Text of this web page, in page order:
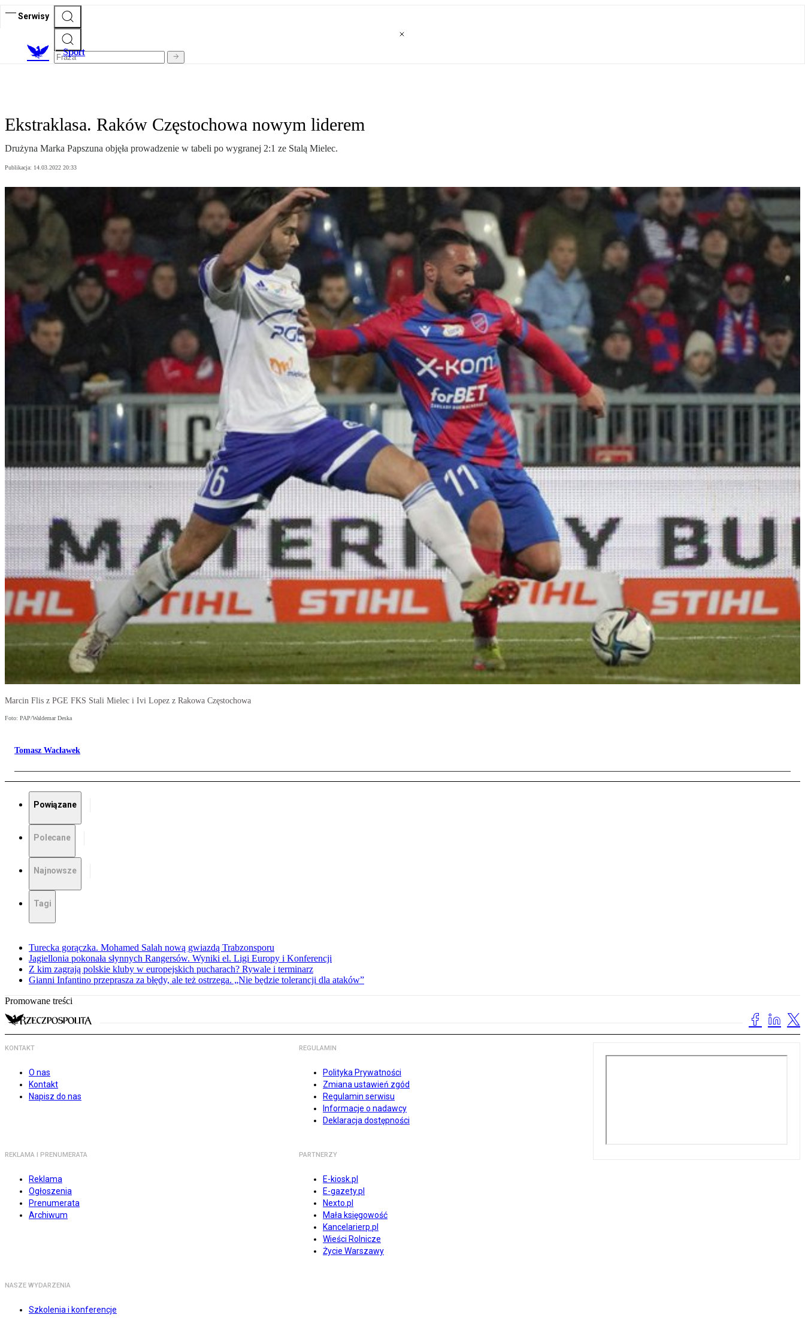
Serwisy
Sport
Ekstraklasa. Raków Częstochowa nowym liderem
Drużyna Marka Papszuna objęła prowadzenie w tabeli po wygranej 2:1 ze Stalą Mielec.
Publikacja: 14.03.2022 20:33
Marcin Flis z PGE FKS Stali Mielec i Ivi Lopez z Rakowa Częstochowa
Foto: PAP/Waldemar Deska
Tomasz Wacławek
Powiązane
Polecane
Najnowsze
Tagi
Turecka gorączka. Mohamed Salah nową gwiazdą Trabzonsporu
Jagiellonia pokonała słynnych Rangersów. Wyniki el. Ligi Europy i Konferencji
Z kim zagrają polskie kluby w europejskich pucharach? Rywale i terminarz
Gianni Infantino przeprasza za błędy, ale też ostrzega. „Nie będzie tolerancji dla ataków”
Promowane treści
KONTAKT
O nas
Kontakt
Napisz do nas
REGULAMIN
Polityka Prywatności
Zmiana ustawień zgód
Regulamin serwisu
Informacje o nadawcy
Deklaracja dostępności
REKLAMA I PRENUMERATA
Reklama
Ogłoszenia
Prenumerata
Archiwum
PARTNERZY
E-kiosk.pl
E-gazety.pl
Nexto.pl
Mała księgowość
Kancelarierp.pl
Wieści Rolnicze
Życie Warszawy
NASZE WYDARZENIA
Szkolenia i konferencje